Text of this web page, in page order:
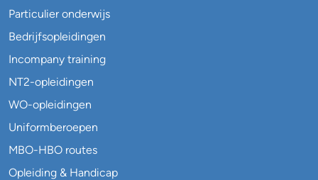
Particulier onderwijs
Bedrijfsopleidingen
Incompany training
NT2-opleidingen
WO-opleidingen
Uniformberoepen
MBO-HBO routes
Opleiding & Handicap